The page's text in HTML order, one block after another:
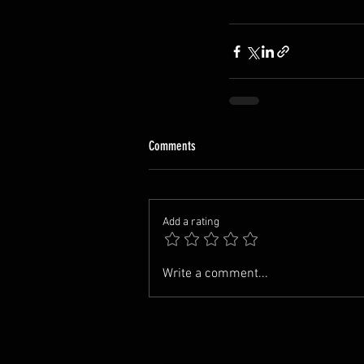
Comments
Add a rating
Write a comment...